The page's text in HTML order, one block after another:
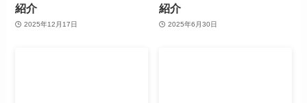
紹介
2025年12月17日
紹介
2025年6月30日